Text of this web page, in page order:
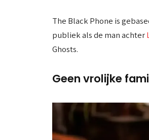
The Black Phone is
publiek als de man achter
Ghosts.
Geen vrolijke